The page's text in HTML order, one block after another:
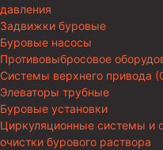
давления
Задвижки буровые
Буровые насосы
Противовыбросовое
Системы верхнего привода
Элеваторы трубные
Буровые установки
Циркуляционные системы и
очистки бурового раствора